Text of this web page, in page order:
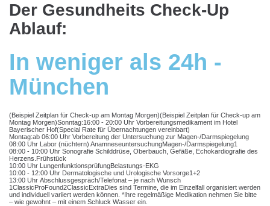
Der Gesundheits Check-Up
Ablauf:
In weniger als 24h -
München
(Beispiel Zeitplan für Check-up am Montag Morgen)(Beispiel Zeitplan für Check-up am
Montag Morgen)Sonntag:16:00 - 20:00 Uhr Vorbereitungsmedikament im Hotel
Bayerischer Hof(Special Rate für Übernachtungen vereinbart)
Montag:ab 06:00 Uhr Vorbereitung der Untersuchung zur Magen-/Darmspiegelung
08:00 Uhr Labor (nüchtern) AnamneseuntersuchungMagen-/Darmspiegelung1
08:00 - 10:00 Uhr Sonografie Schilddrüse, Oberbauch, Gefäße, Echokardiografie des
Herzens.Frühstück
10:00 Uhr LungenfunktionsprüfungBelastungs-EKG
10:00 - 12:00 Uhr Dermatologische und Urologische Vorsorge1+2
13:00 Uhr Abschlussgespräch/Telefonat – je nach Wunsch
1ClassicProFound2ClassicExtraDies sind Termine, die im Einzelfall organisiert werden
und individuell variiert werden können. *Ihre regelmäßige Medikation nehmen Sie bitte
– wie gewohnt – mit einem Schluck Wasser ein.